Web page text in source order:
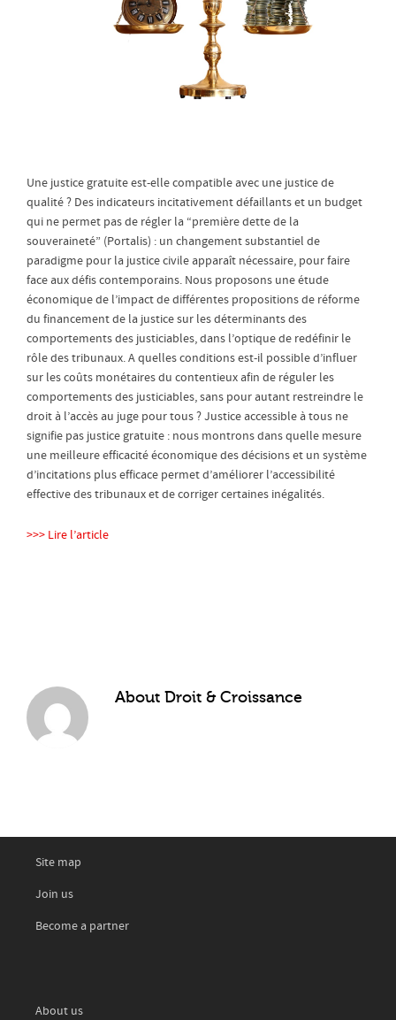
Une justice gratuite est-elle compatible avec une justice de
qualité ? Des indicateurs incitativement défaillants et un budget
qui ne permet pas de régler la “première dette de la
souveraineté” (Portalis) : un changement substantiel de
paradigme pour la justice civile apparaît nécessaire, pour faire
face aux défis contemporains. Nous proposons une étude
économique de l’impact de différentes propositions de réforme
du financement de la justice sur les déterminants des
comportements des justiciables, dans l’optique de redéfinir le
rôle des tribunaux. A quelles conditions est-il possible d’influer
sur les coûts monétaires du contentieux afin de réguler les
comportements des justiciables, sans pour autant restreindre le
droit à l’accès au juge pour tous ? Justice accessible à tous ne
signifie pas justice gratuite : nous montrons dans quelle mesure
une meilleure efficacité économique des décisions et un système
d’incitations plus efficace permet d’améliorer l’accessibilité
effective des tribunaux et de corriger certaines inégalités.
>>> Lire l’article
About Droit & Croissance
Site map
Join us
Become a partner
About us